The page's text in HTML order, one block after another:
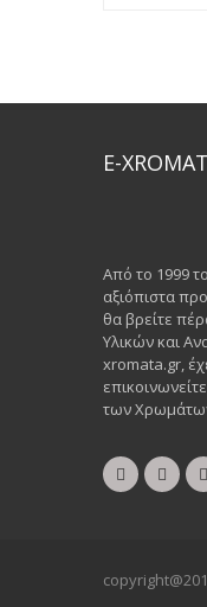
E-
Από το 1999
αξιόπιστα
θα βρείτε
Υλικών και
xromata.gr,
των